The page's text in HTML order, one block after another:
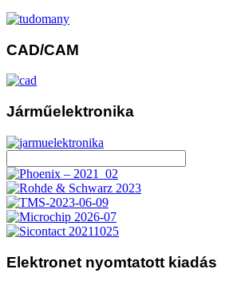
CAD/CAM
Járműelektronika
Elektronet nyomtatott kiadás